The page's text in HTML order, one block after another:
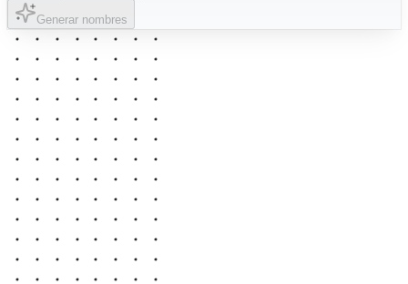
Generar nombres